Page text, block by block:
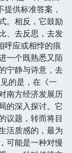
供标准答案，
。相反，它鼓励
、去反思，去发
呼应或相悖的痕
一个既熟悉又陌
宁静与诗意，去
的是，在《一
南方经济发展历
的深入探讨。它
议题，转而将目
活质感的，最为
可能是一种对慢